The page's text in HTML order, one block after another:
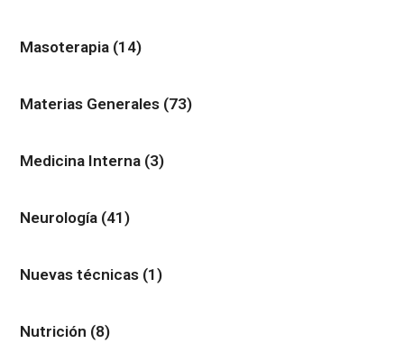
Masoterapia (14)
Materias Generales (73)
Medicina Interna (3)
Neurología (41)
Nuevas técnicas (1)
Nutrición (8)